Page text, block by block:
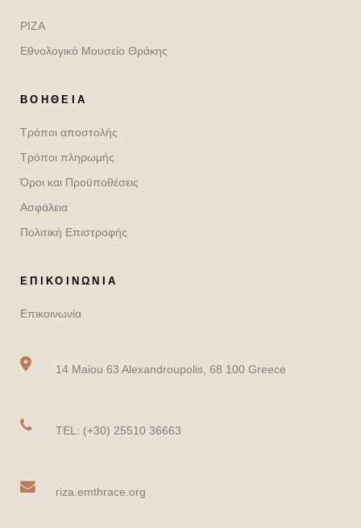
ΡΙΖΑ
Εθνολογικό Μουσείο Θράκης
ΒΟΉΘΕΙΑ
Τρόποι αποστολής
Τρόποι πληρωμής
Όροι και Προϋποθέσεις
Ασφάλεια
Πολιτική Επιστροφής
ΕΠΙΚΟΙΝΩΝΙΑ
Επικοινωνία
14 Maiou 63 Alexandroupolis, 68 100 Greece
TEL: (+30) 25510 36663
riza.emthrace.org